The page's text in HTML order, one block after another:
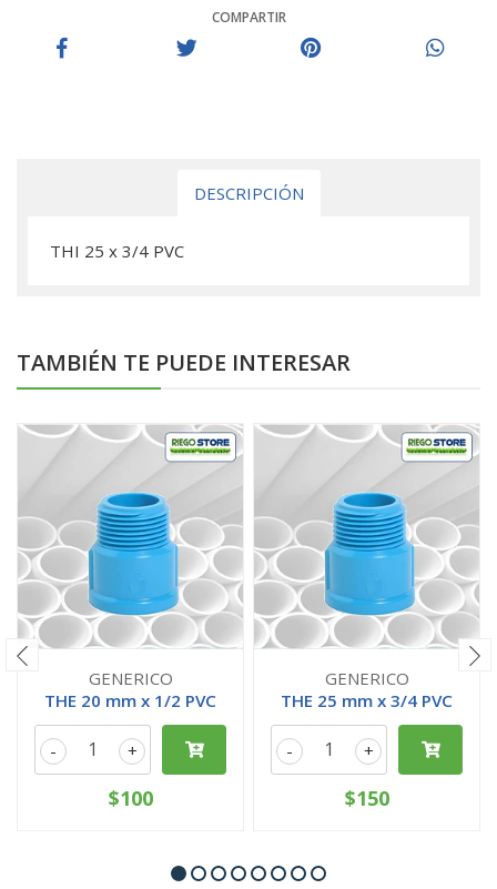
COMPARTIR
DESCRIPCIÓN
THI 25 x 3/4 PVC
TAMBIÉN TE PUEDE INTERESAR
GENERICO
THE 20 mm x 1/2 PVC
+
-
$100
GENERICO
THE 25 mm x 3/4 PVC
+
-
$150